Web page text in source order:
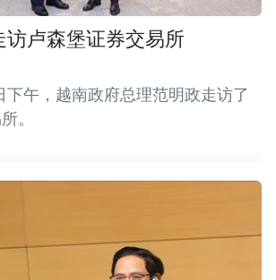
卢森堡证券交易所
下午，越南政府总理范明政走访了
。